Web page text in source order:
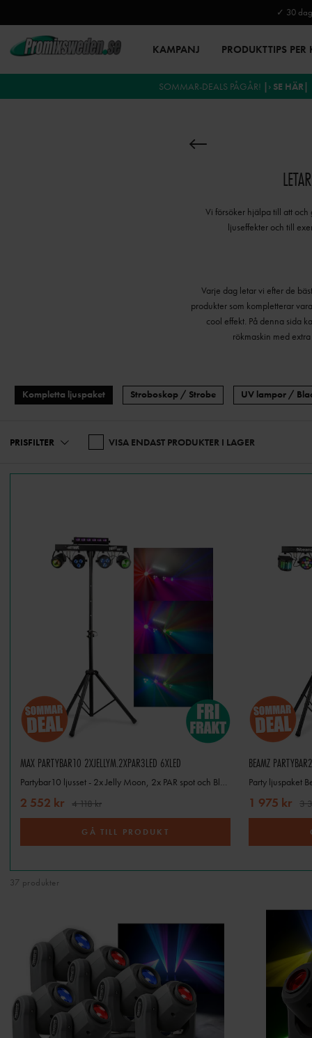
✓ 30
KAMPANJ PRODUKTTIPS
SOMMAR-DEALS PÅGÅR! |› SE HÄR|
Vi försöker hjälpa till att och
ljuseffekter och till
Varje dag letar vi efter de
produkter som kompletterar
cool effekt. På denna sida
rökmaskin med
Vår produktspecialister är en
Har du tittat igenom våra
På PromixSweden.se kan du
som
Har du hittat det perfekta
paket?
Kompletta ljuspaket Stroboskop / Strobe UV lampor /
PRISFILTER VISA ENDAST PRODUKTER I LAGER
MAX PARTYBAR10 2XJELLYM.2XPAR3LED 6XLED
Partybar10 ljusset - 2x Jelly Moon, 2x PAR spot och Blacklight/Strobe
2 552 kr 4 118 kr
GÅ TILL PRODUKT
BEAMZ
Party ljuspaket
1 975 kr 3
37 produkter